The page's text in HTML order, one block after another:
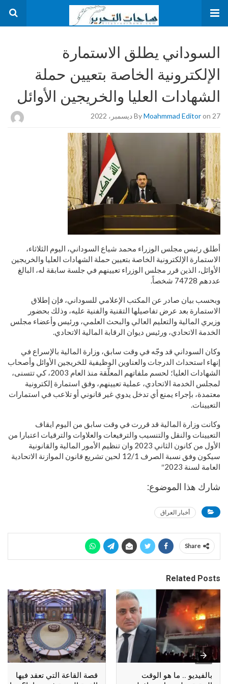
السوداني يطلق الاستمارة
الإلكترونية الخاصة بتعيين حملة
الشهادات العليا والخريجين الأوائل
ByMoahmmad Editoron 27 ديسمبر، 2022
أطلق رئيس مجلس الوزراء محمد شياع السوداني، اليوم الثلاثاء،
الاستمارة الإلكترونية الخاصة بتعيين حملة الشهادات العليا والخريجين
الأوائل، الذين قرر مجلس الوزراء تعيينهم في جلسة سابقة له، البالغ
عددهم 74728 شخصاً.
وبحسب بيان صادر عن المكتب الإعلامي للسوداني، فإن إطلاق
الاستمارة بعد عرض تفاصيلها التقنية والفنية عليه، وذلك بحضور
وزيري المالية والتعليم العالي والبحث العلمي، ورئيس وأعضاء مجلس
الخدمة الاتحادي، ورئيس ديوان الرقابة المالية الاتحادي.
وكان السوداني قد وجّه في وقت سابق، وزارة المالية بالإسراع في
إنهاء استحداث الدرجات والعناوين الوظيفية للخريجين الأوائل وأصحاب
الشهادات العليا؛ لحسم ملفاتهم المعلّقة منذ العام 2003، كي تتسنى،
لمجلس الخدمة الاتحادي، عملية تعيينهم، وفق استمارة إلكترونية
معتمدة، بإجراء يمنع أي تدخل يدوي غير قانوني أو تلاعب في استمارات
التعيينات.
وكانت وزارة المالية قد قررت في وقت سابق من اليوم ايقاف
التعيينات والنقل والتنسيب والترفيعات والعلاوات والترقيات اعتبارا من
الأول من كانون الثاني 2023 وان تنظيم الأمور المالية والقانونية
سيكون وفق نسبة الصرف 12/1 لحين تشريع قانون الموازنة الاتحادية
العامة لسنة 2023″
شارك هذا الموضوع:
أخبار العراق
Share
Related Posts
بالفيديو .. ما هو الوقت
قصة القاعة التي تعقد فيها